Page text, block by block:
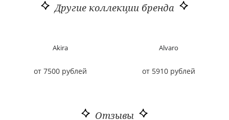
Другие коллекции бренда
Akira
от 7500 рублей
Alvaro
от 5910 рублей
Отзывы